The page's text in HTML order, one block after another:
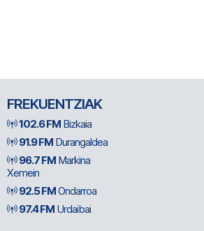
FREKUENTZIAK
102.6 FM Bizkaia
91.9 FM Durangaldea
96.7 FM Markina
Xemein
92.5 FMOndarroa
97.4 FM Urdaibai